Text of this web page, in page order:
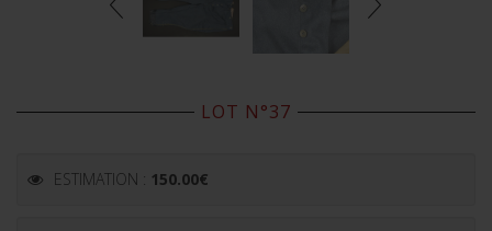
LOT N°37
ESTIMATION : 150.00€